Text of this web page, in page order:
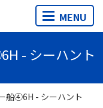
MENU
- シーハント
船④6H - シーハント